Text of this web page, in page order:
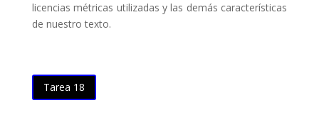
licencias métricas utilizadas y las demás características
de nuestro texto.
Tarea 18